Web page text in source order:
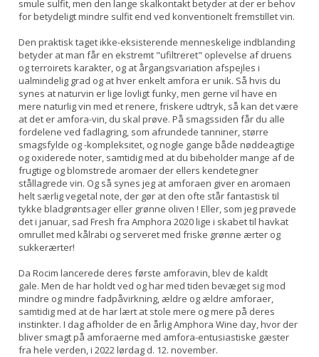
smule sulfit, men den lange skalkontakt betyder at der er behov
for betydeligt mindre sulfit end ved konventionelt fremstillet vin.
Den praktisk taget ikke-eksisterende menneskelige indblanding
betyder at man får en ekstremt "ufiltreret" oplevelse af druens
og terroirets karakter, og at årgangsvariation afspejles i
ualmindelig grad og at hver enkelt amfora er unik. Så hvis du
synes at naturvin er lige lovligt funky, men gerne vil have en
mere naturlig vin med et renere, friskere udtryk, så kan det være
at det er amfora-vin, du skal prøve. På smagssiden får du alle
fordelene ved fadlagring, som afrundede tanniner, større
smagsfylde og -kompleksitet, og nogle gange både nøddeagtige
og oxiderede noter, samtidig med at du bibeholder mange af de
frugtige og blomstrede aromaer der ellers kendetegner
stållagrede vin. Og så synes jeg at amforaen giver en aromaen
helt særlig vegetal note, der gør at den ofte står fantastisk til
tykke bladgrøntsager eller grønne oliven ! Eller, som jeg prøvede
det i januar, sad Fresh fra Amphora 2020 lige i skabet til havkat
omrullet med kålrabi og serveret med friske grønne ærter og
sukkerærter!
Da Rocim lancerede deres første amforavin, blev de kaldt
gale. Men de har holdt ved og har med tiden bevæget sig mod
mindre og mindre fadpåvirkning, ældre og ældre amforaer,
samtidig med at de har lært at stole mere og mere på deres
instinkter. I dag afholder de en årlig Amphora Wine day, hvor der
bliver smagt på amforaerne med amfora-entusiastiske gæster
fra hele verden, i 2022 lørdag d. 12. november.